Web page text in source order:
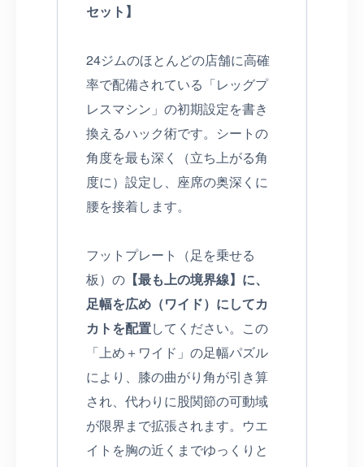
セット】
24ジムのほとんどの店舗に高確
率で配備されている「レッグプ
レスマシン」の初期設定を書き
換えるハック術です。シートの
角度を最も深く（立ち上がる角
度に）設定し、座席の奥深くに
腰を接着します。
フットプレート（足を乗せる
板）の 【最も上の境界線】に、
足幅を広め（ワイド）にしてカ
カトを配置してください。この
「上め＋ワイド」の足幅パズル
により、膝の曲がり角が引き算
され、代わりに股関節の可動域
が限界まで拡張されます。ウエ
イトを胸の近くまでゆっくりと